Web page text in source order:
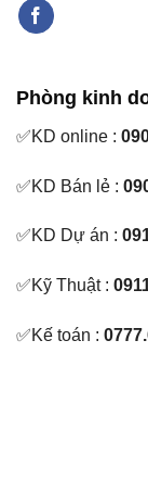
Phòng kinh
✅KD online :
✅KD Bán lẻ :
✅KD Dự án :
✅Kỹ Thuật :
✅Kế toán :